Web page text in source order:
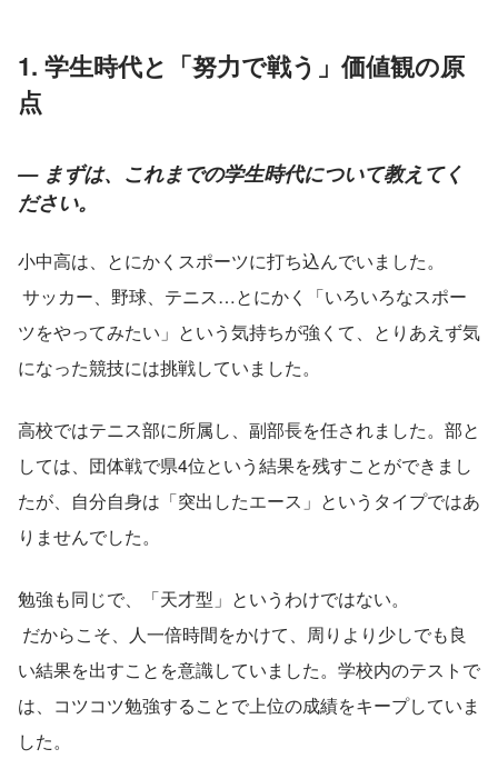
1. 学生時代と「努力で戦う」価値観の原
点
— まずは、これまでの学生時代について教えてく
ださい。
小中高は、とにかくスポーツに打ち込んでいました。
ツをやってみたい」という気持ちが強くて、とりあえず気
になった競技には挑戦していました。
高校ではテニス部に所属し、副部長を任されました。部と
しては、団体戦で県4位という結果を残すことができまし
たが、自分自身は「突出したエース」というタイプではあ
りませんでした。
勉強も同じで、「天才型」というわけではない。
い結果を出すことを意識していました。学校内のテストで
は、コツコツ勉強することで上位の成績をキープしていま
した。